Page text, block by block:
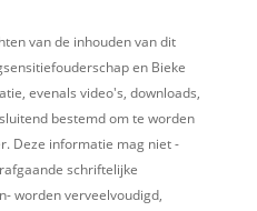
van de inhouden van dit
en Bieke
evenals video's, downloads,
bestemd om te worden
Deze informatie mag niet -
schriftelijke
worden verveelvoudigd,